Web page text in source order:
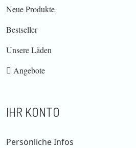
Neue Produkte
Bestseller
Unsere Läden
Angebote
IHR KONTO
Persönliche Infos